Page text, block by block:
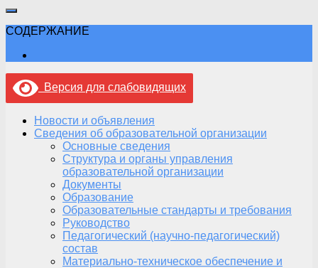
СОДЕРЖАНИЕ
Версия для слабовидящих
Новости и объявления
Сведения об образовательной организации
Основные сведения
Структура и органы управления
образовательной организации
Документы
Образование
Образовательные стандарты и требования
Руководство
Педагогический (научно-педагогический)
состав
Материально-техническое обеспечение и